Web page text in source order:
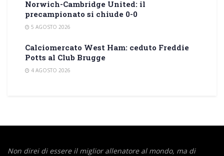
Norwich-Cambridge United: il
precampionato si chiude 0-0
5 AGOSTO 2026
Calciomercato West Ham: ceduto Freddie
Potts al Club Brugge
4 AGOSTO 2026
Non direi di essere il miglior allenatore al mondo, ma di